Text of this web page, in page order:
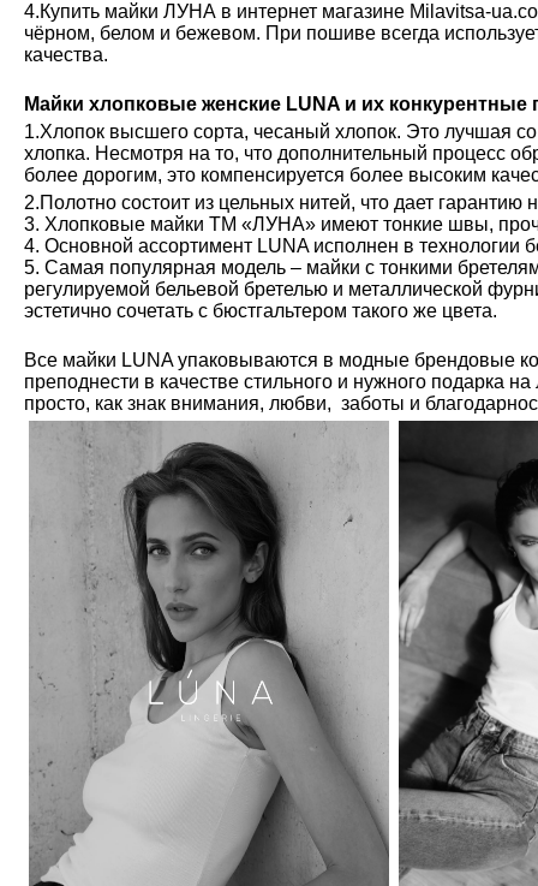
4.Купить майки ЛУНА в интернет магазине Milavitsa-
чёрном, белом и бежевом. При пошиве всегда
качества.
Майки хлопковые женские LUNA и их конкурентные
1.Хлопок высшего сорта, чесаный хлопок. Это лучшая
хлопка. Несмотря на то, что дополнительный процесс
более дорогим, это компенсируется более высоким
2.Полотно состоит из цельных нитей, что дает гарантию
3. Хлопковые майки ТМ «ЛУНА» имеют тонкие швы,
4. Основной ассортимент LUNA исполнен в технологии
5. Самая популярная модель – майки с тонкими
регулируемой бельевой бретелью и металлической
эстетично сочетать с бюстгальтером такого же цвета.
Все майки LUNA упаковываются в модные брендовые
преподнести в качестве стильного и нужного подарка
просто, как знак внимания, любви, заботы и